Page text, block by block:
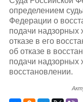
определением
Федерации о
подачи надзорных
отказе в его
об отказе в
подачи надзорных
восстановлении.